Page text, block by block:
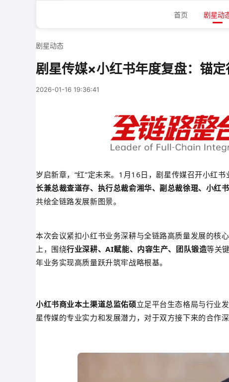
首页 剧星动
剧星动态
剧星传媒×小红书年度复盘：锚
2026-01-16 19:36:41
岁启新章，“红”定未来。1月16日，剧星传媒召开小红书
长兼总裁查道存、执行总裁俞湘华、副总裁徐琨、小红
共绘全链路发展新图景。
本次会议紧扣小红书业务深耕与全链路高质量发展的核
上，围绕行业深耕、AI赋能、内容生产、团队锻造等关
年业务实现高质量跃升筑牢战略根基。
小红书商业本土渠道总监佑硕立足平台生态格局与行业
星传媒的专业实力和发展潜力，对于双方接下来的合作